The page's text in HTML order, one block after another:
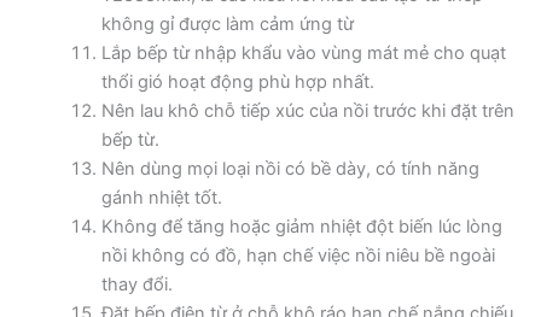
không gỉ được làm cảm ứng từ
Lắp bếp từ nhập khẩu vào vùng mát mẻ cho quạt
thổi gió hoạt động phù hợp nhất.
Nên lau khô chỗ tiếp xúc của nồi trước khi đặt trên
bếp từ.
Nên dùng mọi loại nồi có bề dày, có tính năng
gánh nhiệt tốt.
Không để tăng hoặc giảm nhiệt đột biến lúc lòng
nồi không có đồ, hạn chế việc nồi niêu bề ngoài
thay đổi.